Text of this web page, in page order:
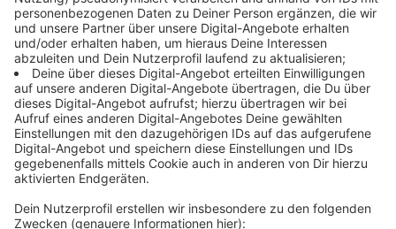
Oktoberfeste in Xanten und die Wiesn in Wesel
müssen dieses Jahr fast 5 € Eintritt mehr gezahlt
werden. In Xanten sind einige Tickets trotzdem
bereits ausverkauft. In Moers Asberg können Karten
vom Oktoberfest aus dem letzten Jahr dieses Jahr
wieder eingelöst werden. Hier fallen aber 10 €
Zusatzkosten an.
Anzeige